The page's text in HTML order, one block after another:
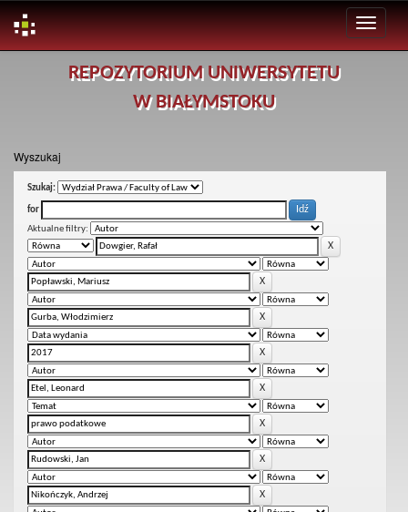
REPOZYTORIUM UNIWERSYTETU
W BIAŁYMSTOKU
Wyszukaj
Szukaj:
for
Aktualne filtry: